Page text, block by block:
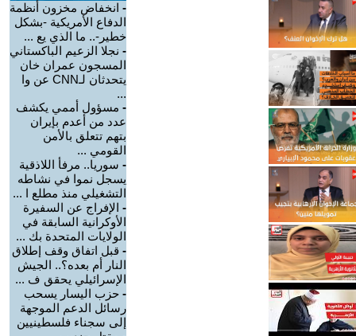
- انخفاض مخزون أنظمة
الدفاع الأمريكية -بشكل
خطير-.. ما الذي يع ...
- نجلا الزعيم الباكستاني
المسجون عمران خان
يتحدثان لـCNN عن وا
...
- مسؤول أممي يكشف
عدد من أعدم بإيران
بتهم تتعلق بالأمن
القومي ...
- سوريا.. مرفأ اللاذقية
يسجل نموا في نشاطه
التشغيلي منذ مطلع ا ...
- الإفراج عن السفيرة
الأوكرانية السابقة في
الولايات المتحدة بك ...
- قبل اتفاق وقف إطلاق
النار أم بعده؟.. الجيش
الإسرائيلي يحقق ف ...
- حزب اليسار يسحب
رسائل الدعم الموجهة
إلى سجناء فلسطينيين